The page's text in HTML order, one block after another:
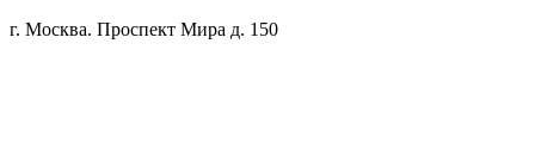
г. Москва. Проспект Мира д. 150